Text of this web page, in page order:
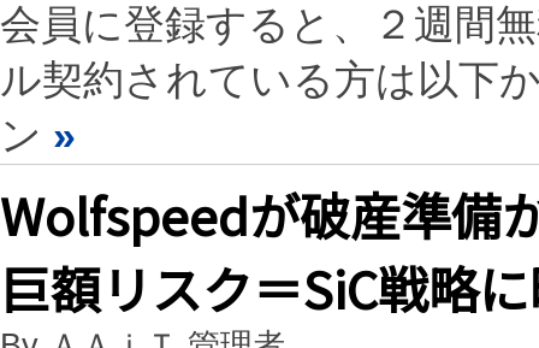
会員に登録すると、２週間
ル契約されている方は以下
ン »
Wolfspeedが破産準備
巨額リスク＝SiC戦略